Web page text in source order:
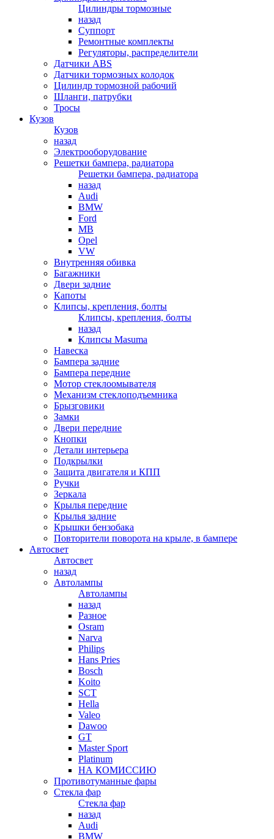
Цилиндры тормозные
назад
Суппорт
Ремонтные комплекты
Регуляторы, распределители
Датчики ABS
Датчики тормозных колодок
Цилиндр тормозной рабочий
Шланги, патрубки
Тросы
Кузов
Кузов
назад
Электрооборудование
Решетки бампера, радиатора
Решетки бампера, радиатора
назад
Audi
BMW
Ford
MB
Opel
VW
Внутренняя обивка
Багажники
Двери задние
Капоты
Клипсы, крепления, болты
Клипсы, крепления, болты
назад
Клипсы Masuma
Навеска
Бампера задние
Бампера передние
Мотор стеклоомывателя
Механизм стеклоподъемника
Брызговики
Замки
Двери передние
Кнопки
Детали интерьера
Подкрылки
Защита двигателя и КПП
Ручки
Зеркала
Крылья передние
Крылья задние
Крышки бензобака
Повторители поворота на крыле, в бампере
Автосвет
Автосвет
назад
Автолампы
Автолампы
назад
Разное
Osram
Narva
Philips
Hans Pries
Bosch
Koito
SCT
Hella
Valeo
Dawoo
GT
Master Sport
Platinum
НА КОМИССИЮ
Противотуманные фары
Стекла фар
Стекла фар
назад
Audi
BMW